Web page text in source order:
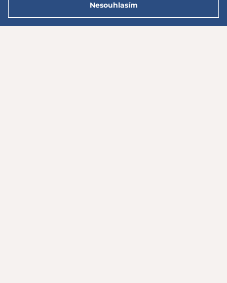
Máte otázky? Můžeme pomoci.
Nesouhlasím